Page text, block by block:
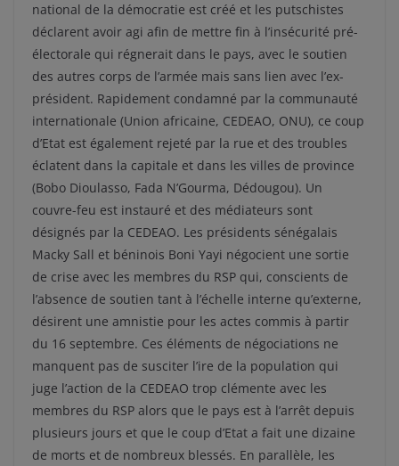
national de la démocratie est créé et les putschistes
déclarent avoir agi afin de mettre fin à l’insécurité pré-
électorale qui régnerait dans le pays, avec le soutien
des autres corps de l’armée mais sans lien avec l’ex-
président. Rapidement condamné par la communauté
internationale (Union africaine, CEDEAO, ONU), ce coup
d’Etat est également rejeté par la rue et des troubles
éclatent dans la capitale et dans les villes de province
(Bobo Dioulasso, Fada N’Gourma, Dédougou). Un
couvre-feu est instauré et des médiateurs sont
désignés par la CEDEAO. Les présidents sénégalais
Macky Sall et béninois Boni Yayi négocient une sortie
de crise avec les membres du RSP qui, conscients de
l’absence de soutien tant à l’échelle interne qu’externe,
désirent une amnistie pour les actes commis à partir
du 16 septembre. Ces éléments de négociations ne
manquent pas de susciter l’ire de la population qui
juge l’action de la CEDEAO trop clémente avec les
membres du RSP alors que le pays est à l’arrêt depuis
plusieurs jours et que le coup d’Etat a fait une dizaine
de morts et de nombreux blessés. En parallèle, les